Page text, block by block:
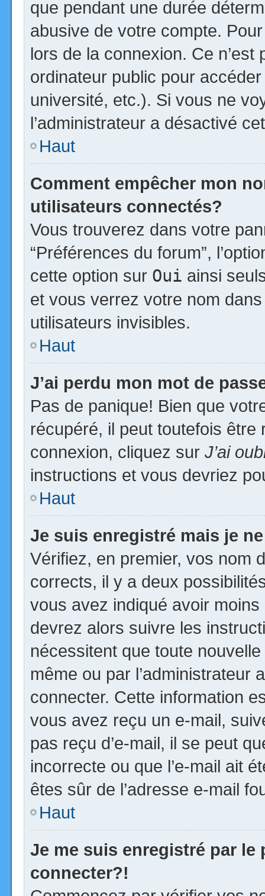
que pendant une durée
abusive de votre compte.
lors de la connexion. Ce
ordinateur public pour
université, etc.). Si vous ne
l’administrateur a désactivé
Haut
Comment empêcher mon
utilisateurs connectés?
Vous trouverez dans votre
“Préférences du forum”,
cette option sur Oui ainsi
et vous verrez votre nom
utilisateurs invisibles.
Haut
J’ai perdu mon mot de
Pas de panique! Bien que
récupéré, il peut toutefois
connexion, cliquez sur J’ai
instructions et vous devriez
Haut
Je suis enregistré mais je
Vérifiez, en premier, vos nom
corrects, il y a deux
vous avez indiqué avoir
devrez alors suivre les
nécessitent que toute
même ou par l’administrateur
connecter. Cette information
vous avez reçu un e-mail,
pas reçu d’e-mail, il se peut
incorrecte ou que l’e-mail ait
êtes sûr de l’adresse e-mail
Haut
Je me suis enregistré par le
connecter?!